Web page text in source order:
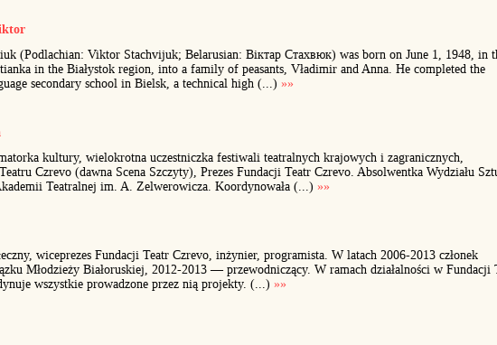
(Podlachian: Viktor Stachvijuk; Belarusian: Віктар Стахвюк) was born on June 1, 1948, in
in the Białystok region, into a family of peasants, Vładimir and Anna. He completed the
secondary school in Bielsk, a technical high (...) »»
kultury, wielokrotna uczestniczka festiwali teatralnych krajowych i zagranicznych,
Czrevo (dawna Scena Szczyty), Prezes Fundacji Teatr Czrevo. Absolwentka Wydziału
Teatralnej im. A. Zelwerowicza. Koordynowała (...) »»
wiceprezes Fundacji Teatr Czrevo, inżynier, programista. W latach 2006-2013 członek
Młodzieży Białoruskiej, 2012-2013 — przewodniczący. W ramach działalności w Fundacji
wszystkie prowadzone przez nią projekty. (...) »»